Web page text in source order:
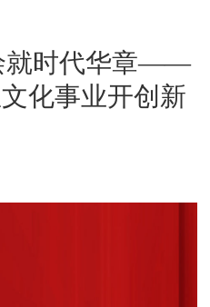
就时代华章——
化事业开创新